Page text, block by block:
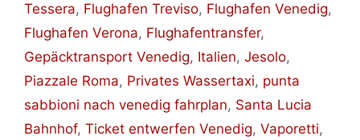
Tessera, Flughafen Treviso, Flughafen Venedig,
Flughafen Verona, Flughafentransfer,
Gepäcktransport Venedig, Italien, Jesolo,
Piazzale Roma, Privates Wassertaxi, punta
sabbioni nach venedig fahrplan, Santa Lucia
Bahnhof, Ticket entwerfen Venedig, Vaporetti,